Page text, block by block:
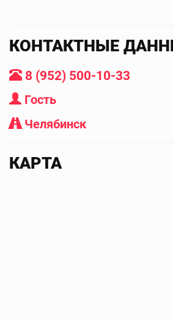
КОНТАКТНЫЕ
8 (952) 500-10-33
Гость
Челябинск
КАРТА